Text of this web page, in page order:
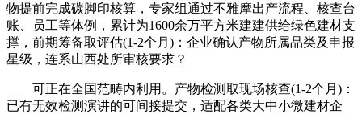
物提前完成碳脚印核算，专家组通过不雅摩出产流程、核查台
账、员工等体例，累计为1600余万平方米建建供给绿色建材支
撑，前期筹备取评估(1-2个月)：企业确认产物所属品类及申报
星级，连系山西处所审核要求？
可正在全国范畴内利用。产物检测取现场核查(1-2个月)：
已有无效检测演讲的可间接提交，适配各类大中小微建材企